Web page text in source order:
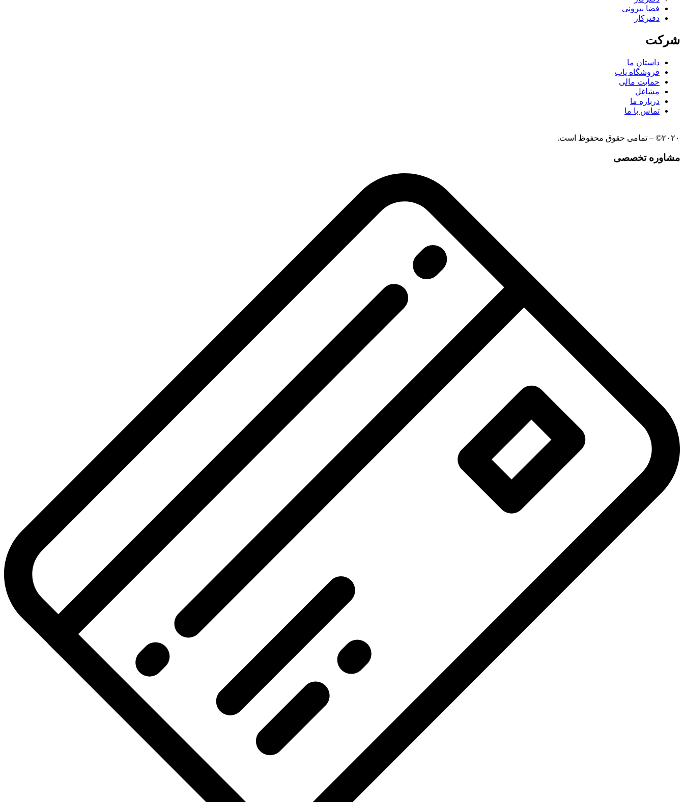
فضا بیرونی
دفترکار
شرکت
داستان ما
فروشگاه یاب
حمایت مالی
مشاغل
درباره ما
تماس با ما
۲۰۲۰© – تمامی حقوق محفوظ است.
مشاوره تخصصی